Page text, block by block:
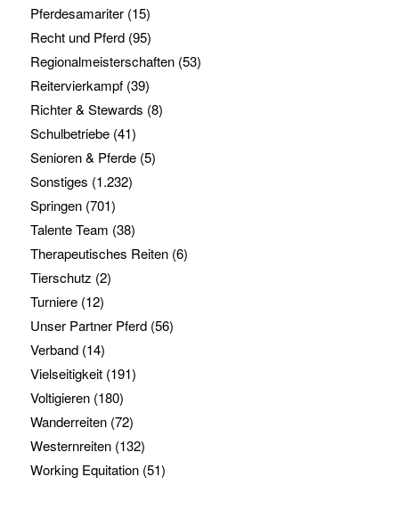
Pferdesamariter(15)
Recht und Pferd(95)
Regionalmeisterschaften(53)
Reitervierkampf(39)
Richter & Stewards (8)
Schulbetriebe(41)
Senioren & Pferde(5)
Sonstiges (1.232)
Springen(701)
Talente Team (38)
Therapeutisches Reiten(6)
Tierschutz (2)
Turniere(12)
Unser Partner Pferd(56)
Verband(14)
Vielseitigkeit(191)
Voltigieren(180)
Wanderreiten(72)
Westernreiten(132)
Working Equitation(51)